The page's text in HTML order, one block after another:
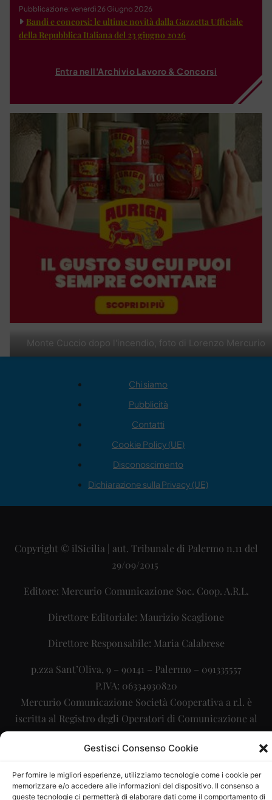
Gestisci Consenso Cookie
Per fornire le migliori esperienze, utilizziamo tecnologie come i cookie per
memorizzare e/o accedere alle informazioni del dispositivo. Il consenso a
queste tecnologie ci permetterà di elaborare dati come il comportamento di
Monte Cuccio dopo l'incendio, foto di Lorenzo Mercurio
Pubblicazione: venerdì 26 Giugno 2026
Bandi e concorsi: le ultime novità dalla Gazzetta Ufficiale
della Repubblica Italiana del 23 giugno 2026
Entra nell'Archivio Lavoro & Concorsi
Chi siamo
Pubblicità
Contatti
Cookie Policy (UE)
Disconoscimento
Dichiarazione sulla Privacy (UE)
Copyright © ilSicilia | aut. Tribunale di Palermo n.11 del
29/09/2015
Editore: Mercurio Comunicazione Soc. Coop. A.R.L.
Direttore Editoriale: Maurizio Scaglione
Direttore Responsabile: Maria Calabrese
p.zza Sant’Oliva, 9 – 90141 – Palermo – 091335557
P.IVA: 06334930820
Mercurio Comunicazione Società Cooperativa a r.l. è
iscritta al Registro degli Operatori di Comunicazione al
numero 26988